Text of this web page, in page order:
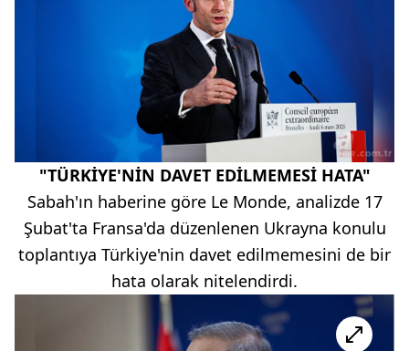
"TÜRKİYE'NİN DAVET EDİLMEMESİ HATA"
Sabah'ın haberine göre Le Monde, analizde 17
Şubat'ta Fransa'da düzenlenen Ukrayna konulu
toplantıya Türkiye'nin davet edilmemesini de bir
hata olarak nitelendirdi.